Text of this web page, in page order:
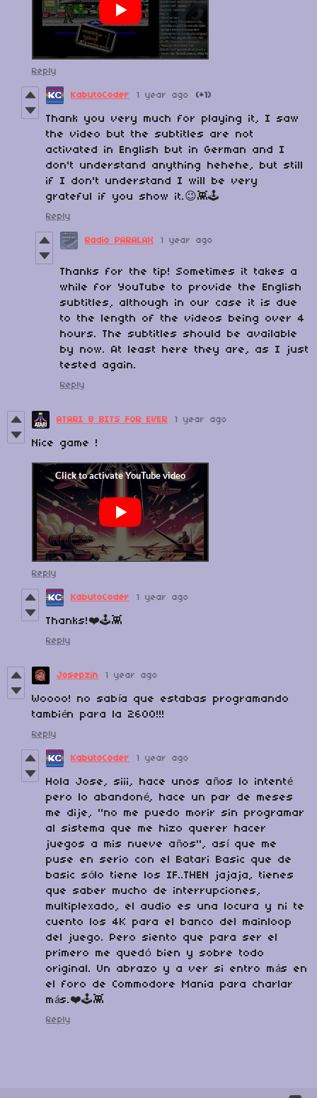
Reply
KabutoCoder 1 year ago (+1)
Thank you very much for playing it, I saw
the video but the subtitles are not
activated in English but in German and I
don't understand anything hehehe, but still
if I don't understand I will be very
grateful if you show it.😉👾🕹️
Reply
Radio PARALAX 1 year ago
Thanks for the tip! Sometimes it takes a
while for YouTube to provide the English
subtitles, although in our case it is due
to the length of the videos being over 4
hours. The subtitles should be available
by now. At least here they are, as I just
tested again.
Reply
ATARI 8 BITS FOR EVER 1 year ago
Nice game !
Reply
KabutoCoder 1 year ago
Thanks!❤️🕹️👾
Reply
Josepzin 1 year ago
Woooo! no sabía que estabas programando
también para la 2600!!!
Reply
KabutoCoder 1 year ago
Hola Jose, siii, hace unos años lo intenté
pero lo abandoné, hace un par de meses
me dije, "no me puedo morir sin programar
al sistema que me hizo querer hacer
juegos a mis nueve años", así que me
puse en serio con el Batari Basic que de
basic sólo tiene los IF..THEN jajaja, tienes
que saber mucho de interrupciones,
multiplexado, el audio es una locura y ni te
cuento los 4K para el banco del mainloop
del juego. Pero siento que para ser el
primero me quedó bien y sobre todo
original. Un abrazo y a ver si entro más en
el foro de Commodore Mania para charlar
más.❤️🕹️👾
Reply